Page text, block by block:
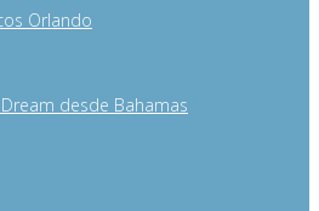
Orlando
desde Bahamas